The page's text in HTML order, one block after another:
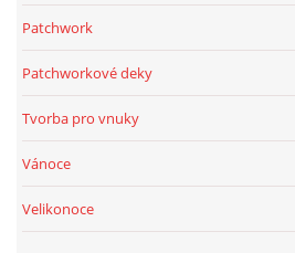
Patchwork
Patchworkové deky
Tvorba pro vnuky
Vánoce
Velikonoce